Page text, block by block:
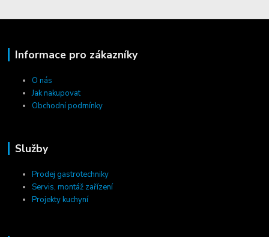
Informace pro zákazníky
O nás
Jak nakupovat
Obchodní podmínky
Služby
Prodej gastrotechniky
Servis, montáž zařízení
Projekty kuchyní